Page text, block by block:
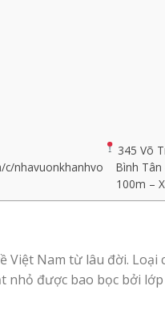
nhavuonkhanhvo
345 Võ
Bình
100m –
Việt Nam từ lâu đời.
được bao bọc bởi